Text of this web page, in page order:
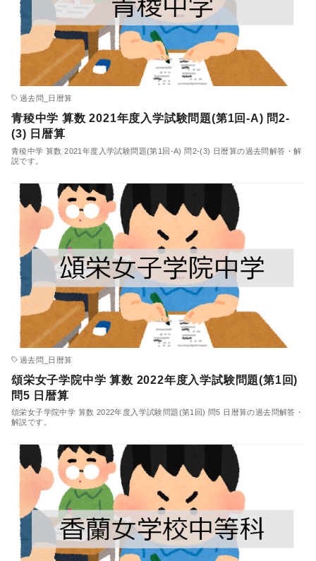
過去問_日暦算
青稜中学 算数 2021年度入学試験問題(第1回-A) 問2-
(3) 日暦算
青稜中学 算数 2021年度入学試験問題(第1回-A) 問2-(3) 日暦算の過去問解答・解
説です。
過去問_日暦算
頌栄女子学院中学 算数 2022年度入学試験問題(第1回)
問5 日暦算
頌栄女子学院中学 算数 2022年度入学試験問題(第1回) 問5 日暦算の過去問解答・
解説です。